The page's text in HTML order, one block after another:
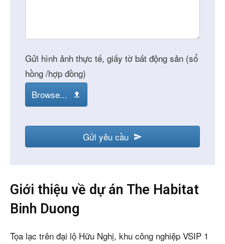
Gửi hình ảnh thực tế, giấy tờ bất động sản (sổ
hồng /hợp đồng)
Browse...
Gửi yêu cầu
Giới thiệu về dự án The Habitat
Binh Duong
Tọa lạc trên đại lộ Hữu Nghị, khu công nghiệp VSIP 1